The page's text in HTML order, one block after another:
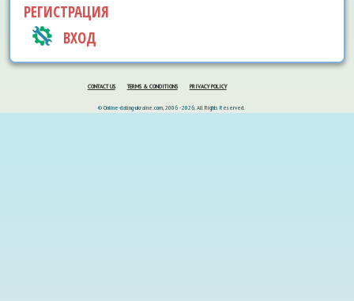
РЕГИСТРАЦИЯ
ВХОД
CONTACT US TERMS & CONDITIONS PRIVACY POLICY
© Online-dating-ukraine.com, 2006 - 2026. All Rights Reserved.